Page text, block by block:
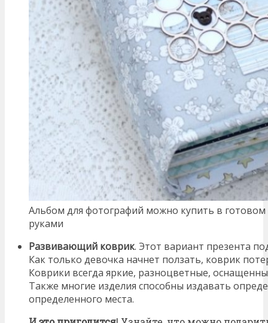
Альбом для фотографий можно купить в
руками
Развивающий коврик. Этот вариант презента
Как только девочка начнет ползать, коврик
Коврики всегда яркие, разноцветные,
Также многие изделия способны издавать
определенного места.